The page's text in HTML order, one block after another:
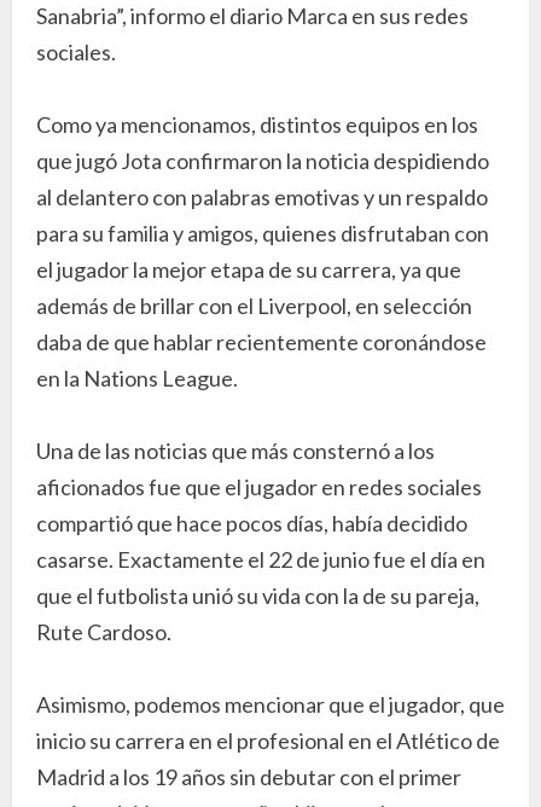
Sanabria”, informo el diario Marca en sus redes
sociales.
Como ya mencionamos, distintos equipos en los
que jugó Jota confirmaron la noticia despidiendo
al delantero con palabras emotivas y un respaldo
para su familia y amigos, quienes disfrutaban con
el jugador la mejor etapa de su carrera, ya que
además de brillar con el Liverpool, en selección
daba de que hablar recientemente coronándose
en la Nations League.
Una de las noticias que más consternó a los
aficionados fue que el jugador en redes sociales
compartió que hace pocos días, había decidido
casarse. Exactamente el 22 de junio fue el día en
que el futbolista unió su vida con la de su pareja,
Rute Cardoso.
Asimismo, podemos mencionar que el jugador, que
inicio su carrera en el profesional en el Atlético de
Madrid a los 19 años sin debutar con el primer